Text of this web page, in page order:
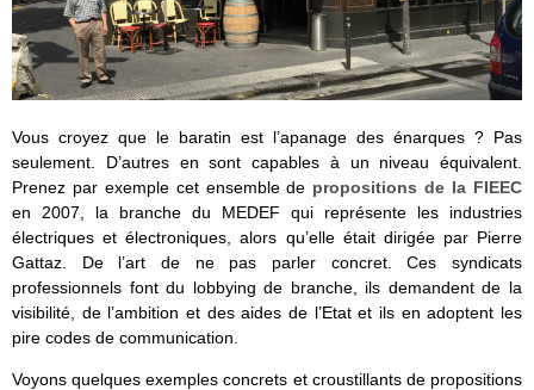
Vous croyez que le baratin est l’apanage des énarques ? Pas
seulement. D’autres en sont capables à un niveau équivalent.
Prenez par exemple cet ensemble de propositions de la FIEEC
en 2007, la branche du MEDEF qui représente les industries
électriques et électroniques, alors qu’elle était dirigée par Pierre
Gattaz. De l’art de ne pas parler concret. Ces syndicats
professionnels font du lobbying de branche, ils demandent de la
visibilité, de l’ambition et des aides de l’Etat et ils en adoptent les
pire codes de communication.
Voyons quelques exemples concrets et croustillants de propositions